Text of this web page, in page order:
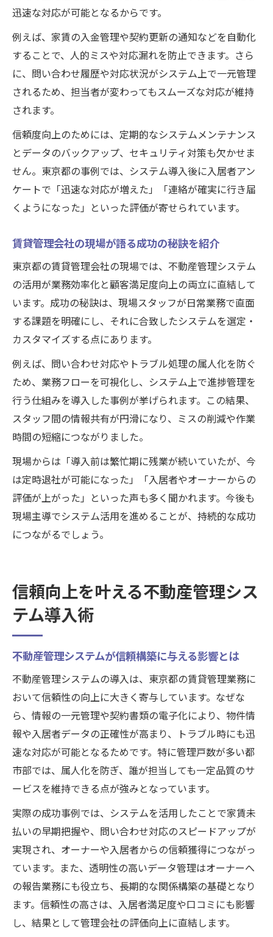
迅速な対応が可能となるからです。
例えば、家賃の入金管理や契約更新の通知などを自動化
することで、人的ミスや対応漏れを防止できます。さら
に、問い合わせ履歴や対応状況がシステム上で一元管理
されるため、担当者が変わってもスムーズな対応が維持
されます。
信頼度向上のためには、定期的なシステムメンテナンス
とデータのバックアップ、セキュリティ対策も欠かせま
せん。東京都の事例では、システム導入後に入居者アン
ケートで「迅速な対応が増えた」「連絡が確実に行き届
くようになった」といった評価が寄せられています。
賃貸管理会社の現場が語る成功の秘訣を紹介
東京都の賃貸管理会社の現場では、不動産管理システム
の活用が業務効率化と顧客満足度向上の両立に直結して
います。成功の秘訣は、現場スタッフが日常業務で直面
する課題を明確にし、それに合致したシステムを選定・
カスタマイズする点にあります。
例えば、問い合わせ対応やトラブル処理の属人化を防ぐ
ため、業務フローを可視化し、システム上で進捗管理を
行う仕組みを導入した事例が挙げられます。この結果、
スタッフ間の情報共有が円滑になり、ミスの削減や作業
時間の短縮につながりました。
現場からは「導入前は繁忙期に残業が続いていたが、今
は定時退社が可能になった」「入居者やオーナーからの
評価が上がった」といった声も多く聞かれます。今後も
現場主導でシステム活用を進めることが、持続的な成功
につながるでしょう。
信頼向上を叶える不動産管理シス
テム導入術
不動産管理システムが信頼構築に与える影響とは
不動産管理システムの導入は、東京都の賃貸管理業務に
おいて信頼性の向上に大きく寄与しています。なぜな
ら、情報の一元管理や契約書類の電子化により、物件情
報や入居者データの正確性が高まり、トラブル時にも迅
速な対応が可能となるためです。特に管理戸数が多い都
市部では、属人化を防ぎ、誰が担当しても一定品質のサ
ービスを維持できる点が強みとなっています。
実際の成功事例では、システムを活用したことで家賃未
払いの早期把握や、問い合わせ対応のスピードアップが
実現され、オーナーや入居者からの信頼獲得につながっ
ています。また、透明性の高いデータ管理はオーナーへ
の報告業務にも役立ち、長期的な関係構築の基礎となり
ます。信頼性の高さは、入居者満足度や口コミにも影響
し、結果として管理会社の評価向上に直結します。